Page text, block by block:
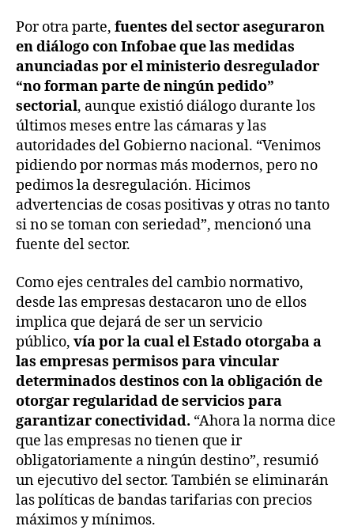
Por otra parte, fuentes del sector aseguraron
en diálogo con Infobae que las medidas
anunciadas por el ministerio desregulador
“no forman parte de ningún pedido”
sectorial, aunque existió diálogo durante los
últimos meses entre las cámaras y las
autoridades del Gobierno nacional. “Venimos
pidiendo por normas más modernos, pero no
pedimos la desregulación. Hicimos
advertencias de cosas positivas y otras no tanto
si no se toman con seriedad”, mencionó una
fuente del sector.
Como ejes centrales del cambio normativo,
desde las empresas destacaron uno de ellos
implica que dejará de ser un servicio
público, vía por la cual el Estado otorgaba a
las empresas permisos para vincular
determinados destinos con la obligación de
otorgar regularidad de servicios para
garantizar conectividad. “Ahora la norma dice
que las empresas no tienen que ir
obligatoriamente a ningún destino”, resumió
un ejecutivo del sector. También se eliminarán
las políticas de bandas tarifarias con precios
máximos y mínimos.